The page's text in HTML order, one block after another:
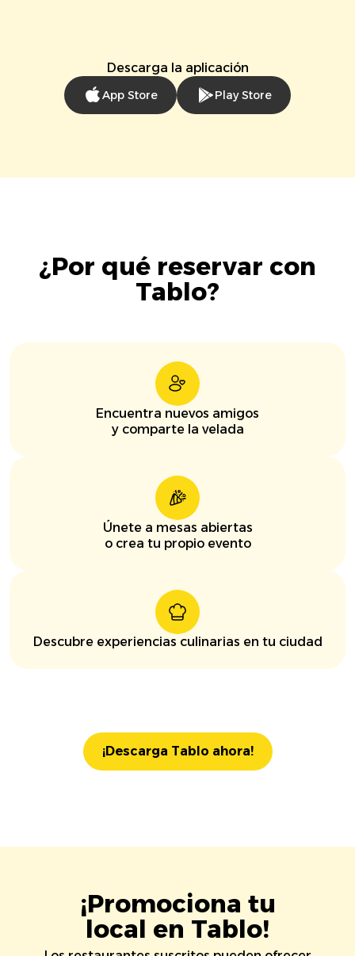
Descarga la aplicación
App Store Play Store
¿Por qué reservar con
Tablo?
Encuentra nuevos amigos
y comparte la velada
Únete a mesas abiertas
o crea tu propio evento
Descubre experiencias culinarias en tu ciudad
¡Descarga Tablo ahora!
¡Promociona tu
local en Tablo!